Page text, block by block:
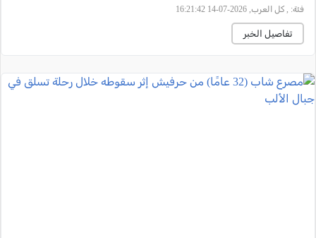
فئة: , كل العرب, 2026-07-14 16:21:42
تفاصيل الخبر